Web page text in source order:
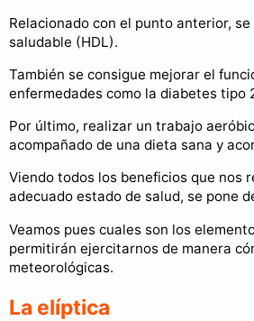
Relacionado con el punto anterior,
saludable (HDL).
También se consigue mejorar el
enfermedades como la diabetes tipo
Por último, realizar un trabajo
acompañado de una dieta sana y
Viendo todos los beneficios que nos
adecuado estado de salud, se pone
Veamos pues cuales son los
permitirán ejercitarnos de manera
meteorológicas.
La elíptica